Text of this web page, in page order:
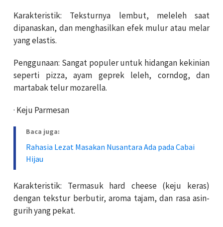
Karakteristik: Teksturnya lembut, meleleh saat
dipanaskan, dan menghasilkan efek mulur atau melar
yang elastis.
Penggunaan: Sangat populer untuk hidangan kekinian
seperti pizza, ayam geprek leleh, corndog, dan
martabak telur mozarella.
· Keju Parmesan
Baca juga:
Rahasia Lezat Masakan Nusantara Ada pada Cabai
Hijau
Karakteristik: Termasuk hard cheese (keju keras)
dengan tekstur berbutir, aroma tajam, dan rasa asin-
gurih yang pekat.